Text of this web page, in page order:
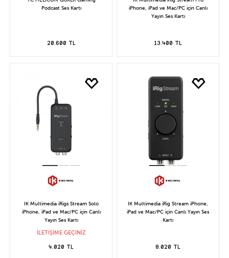
Podcast Ses Kartı
20.600 TL
iPhone, iPad ve Mac/PC için Canlı
Yayın Ses Kartı
13.400 TL
IK Multimedia iRigs Stream Solo
iPhone, iPad ve Mac/PC için Canlı
Yayın Ses Kartı
İLETİŞİME GEÇİNİZ
4.020 TL
IK Multimedia iRig Stream iPhone,
iPad ve Mac/PC için Canlı Yayın Ses
Kartı
8.020 TL